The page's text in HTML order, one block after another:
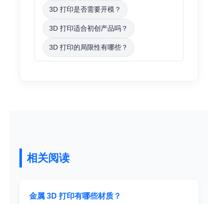
3D 打印是否需要开模？
3D 打印适合初创产品吗？
3D 打印的局限性有哪些？
相关阅读
金属 3D 打印有哪些材质？